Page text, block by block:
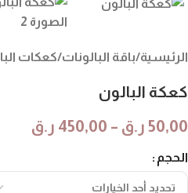
الرئيسية/باقة البالونات/كعكات
كعكة البالون
50,00 ر.ق –
450,00 ر.ق
الحجم